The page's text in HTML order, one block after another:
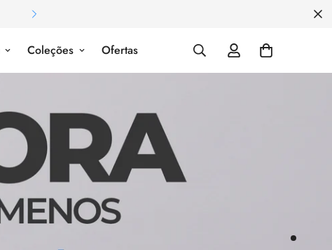
Pagamento em até 6x sem juros
Coleções Ofertas